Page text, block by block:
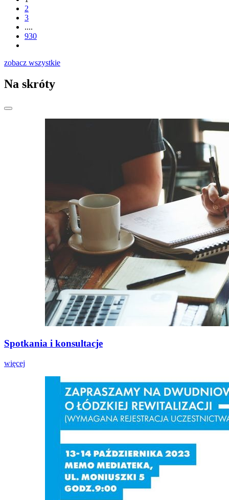
2
3
....
930
zobacz wszystkie
Na skróty
Spotkania i konsultacje
więcej